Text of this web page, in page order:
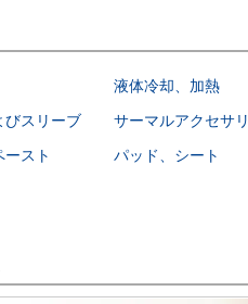
液体冷却、加熱
びスリーブ
サーマルアクセサリ
スト
パッド、シート